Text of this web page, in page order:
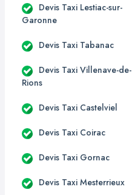
Devis Taxi Lestiac-sur-
Garonne
Devis Taxi Tabanac
Devis Taxi Villenave-de-
Rions
Devis Taxi Castelviel
Devis Taxi Coirac
Devis Taxi Gornac
Devis Taxi Mesterrieux